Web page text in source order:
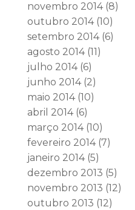
novembro 2014(8)
outubro 2014(10)
setembro 2014(6)
agosto 2014(11)
julho 2014(6)
junho 2014(2)
maio 2014(10)
abril 2014(6)
março 2014(10)
fevereiro 2014(7)
janeiro 2014(5)
dezembro 2013 (5)
novembro 2013 (12)
outubro 2013 (12)